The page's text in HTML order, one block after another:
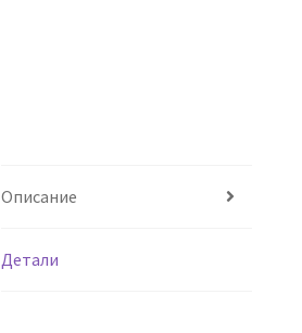
Описание
Детали